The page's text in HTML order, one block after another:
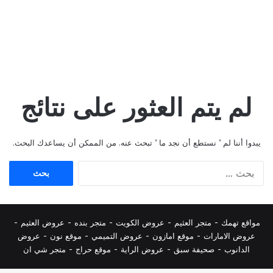
لم يتم العثور على نتائج
يبدوا أننا لم ’ نستطع أن نجد ما ’ تبحث عنه. من الممكن أن يساعدك البحث.
مواقع تهمك - متجر العثيم - عروض الكويت - متجر بنده - عروض العثيم -
عروض الامارات - موقع امازون - عروض التميمي - موقع نون - عروض
الدانوب - صحيفة سبق - عروض الراية - موقع حراج - متجر شي ان